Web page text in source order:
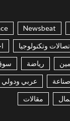
Newsbeat
وتكنولوجيا
رياضة
صناعة عربي ودولي
مقالات